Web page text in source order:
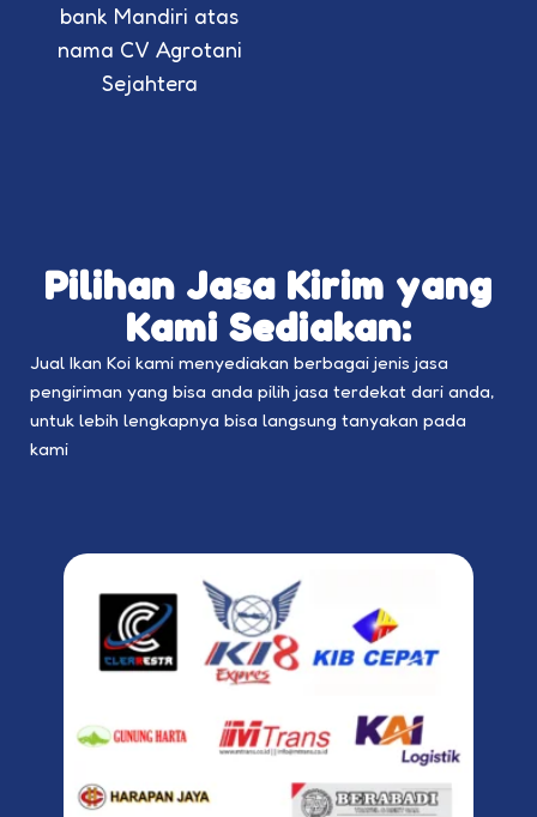
bank Mandiri atas
nama CV Agrotani
Sejahtera
Pilihan Jasa Kirim yang
Kami Sediakan:
Jual Ikan Koi kami menyediakan berbagai jenis jasa
pengiriman yang bisa anda pilih jasa terdekat dari anda,
untuk lebih lengkapnya bisa langsung tanyakan pada
kami